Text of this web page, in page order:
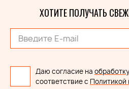
ХОТИТЕ ПОЛУЧАТЬ
Даю согласие на
соответствие с Политикой